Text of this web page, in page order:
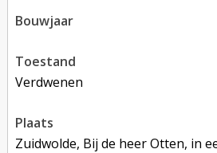
bouwjaar
toestand
verdwenen
plaats
Zuidwolde, Bij de heer Otten, in een stuk land achter